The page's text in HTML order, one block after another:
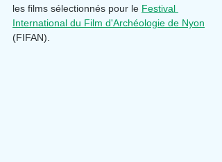
les films sélectionnés pour le Festival
International du Film d'Archéologie de Nyon
(FIFAN).